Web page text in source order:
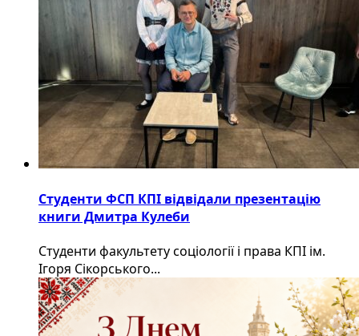
Студенти ФСП КПІ відвідали презентацію
книги Дмитра Кулеби
Студенти факультету соціології і права КПІ ім.
Ігоря Сікорського...